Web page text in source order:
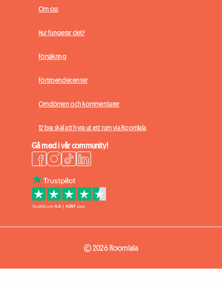
Om oss
Hur fungerar det?
Försäkring
Förtroendecenter
Omdömen och kommentarer
12 bra skäl att hyra ut ett rum via Roomlala
Gå med i vår community!
© 2026 Roomlala